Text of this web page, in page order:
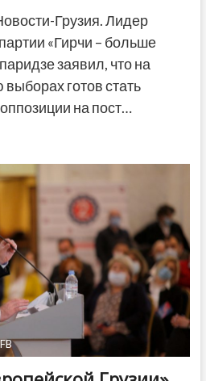
Грузия. Лидер
«Гирчи – больше
заявил, что на
готов стать
на пост…